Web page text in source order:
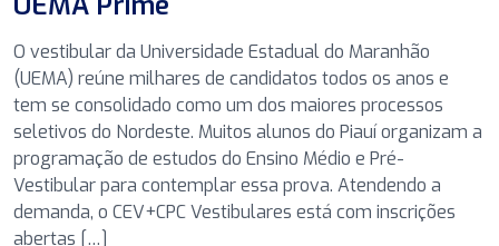
O vestibular da Universidade Estadual do Maranhão
(UEMA) reúne milhares de candidatos todos os anos e
tem se consolidado como um dos maiores processos
seletivos do Nordeste. Muitos alunos do Piauí organizam a
programação de estudos do Ensino Médio e Pré-
Vestibular para contemplar essa prova. Atendendo a
demanda, o CEV+CPC Vestibulares está com inscrições
abertas […]